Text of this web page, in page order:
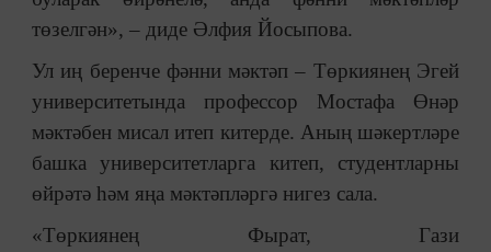
төзелгән», – диде Әлфия Йосыпова.
Ул иң беренче фәнни мәктәп – Төркиянең Эгей
университетында профессор Мостафа Өнәр
мәктәбен мисал итеп китерде. Аның шәкертләре
башка университетларга китеп, студентларны
өйрәтә һәм яңа мәктәпләргә нигез сала.
«Төркиянең Фырат, Гази